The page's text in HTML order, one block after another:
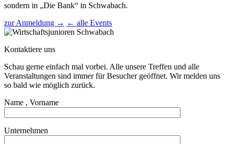
sondern in „Die Bank“ in Schwabach.
zur Anmeldung → ← alle Events
Kontaktiere uns
Schau gerne einfach mal vorbei. Alle unsere Treffen und alle
Veranstaltungen sind immer für Besucher geöffnet. Wir melden uns
so bald wie möglich zurück.
Name , Vorname
Unternehmen